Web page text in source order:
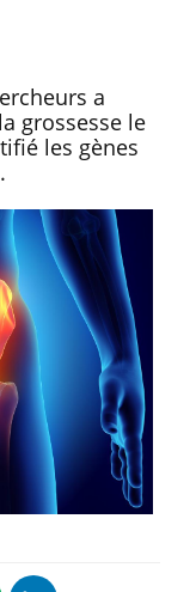
a
grossesse le
les gènes